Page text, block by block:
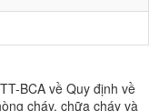
BCA về Quy định về
cháy, chữa cháy và